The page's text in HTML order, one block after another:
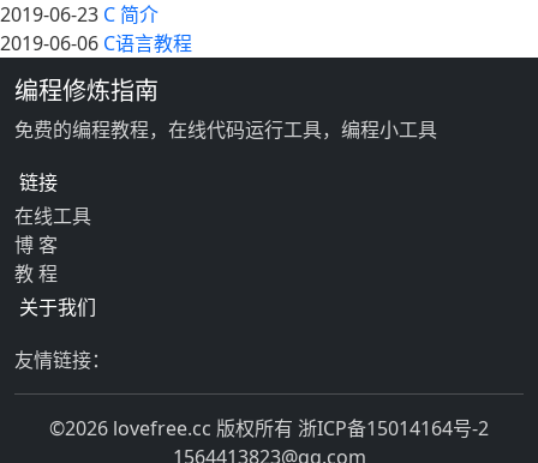
2019-06-23 C 简介
2019-06-06 C语言教程
编程修炼指南
免费的编程教程，在线代码运行工具，编程小工具
链接
在线工具
博 客
教 程
关于我们
友情链接：
©2026 lovefree.cc 版权所有 浙ICP备15014164号-2
1564413823@qq.com